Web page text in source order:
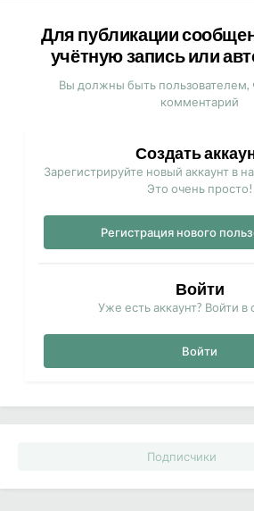
Для публикации
учётную запись или
Вы должны быть пользователем,
комментарий
Создать
Зарегистрируйте новый аккаунт в
Это очень просто!
Регистрация нового
Войти
Уже есть аккаунт? Войти в
Войти
Подписчики